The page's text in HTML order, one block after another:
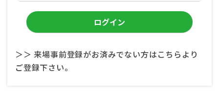
＞＞ 来場事前登録がお済みでない方はこちらより
ご登録下さい。